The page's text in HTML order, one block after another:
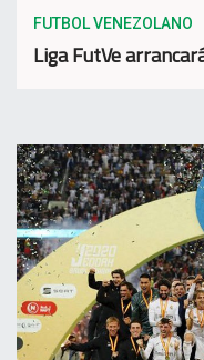
FUTBOL VENEZOLANO
Liga FutVe